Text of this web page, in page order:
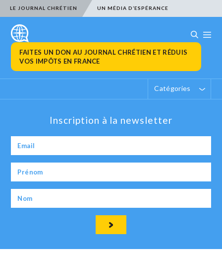
LE JOURNAL CHRÉTIEN UN MÉDIA D’ESPÉRANCE
FAITES UN DON AU JOURNAL CHRÉTIEN ET RÉDUIS
VOS IMPÔTS EN FRANCE
Catégories
Inscription à la newsletter